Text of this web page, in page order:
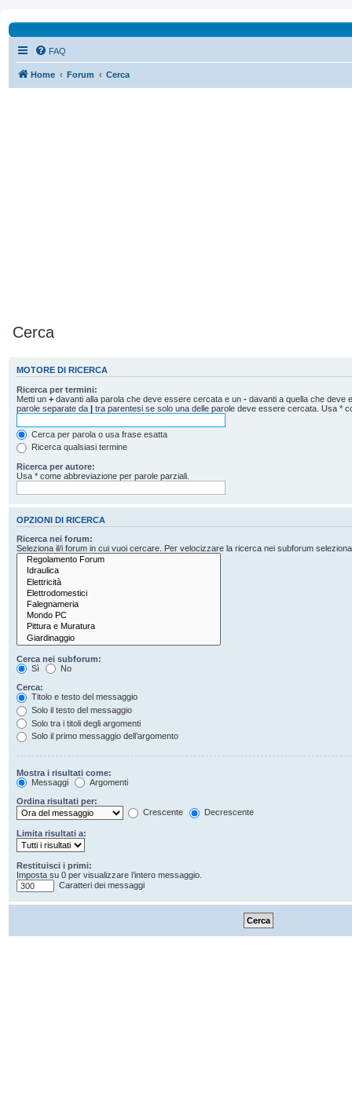
FAQ
Home Forum Cerca
Cerca
MOTORE DI RICERCA
Ricerca per termini:
Metti un + davanti alla parola che deve essere cercata e un - davanti a quella che deve
parole separate da | tra parentesi se solo una delle parole deve essere cercata. Usa *
Cerca per parola o usa frase esatta
Ricerca qualsiasi termine
Ricerca per autore:
Usa * come abbreviazione per parole parziali.
OPZIONI DI RICERCA
Ricerca nei forum:
Seleziona il/i forum in cui vuoi cercare. Per velocizzare la ricerca nei subforum
Cerca nei subforum:
Sì
No
Cerca:
Titolo e testo del messaggio
Solo il testo del messaggio
Solo tra i titoli degli argomenti
Solo il primo messaggio dell’argomento
Mostra i risultati come:
Messaggi
Argomenti
Ordina risultati per:
Crescente
Decrescente
Limita risultati a:
Restituisci i primi:
Imposta su 0 per visualizzare l’intero messaggio.
Caratteri dei messaggi